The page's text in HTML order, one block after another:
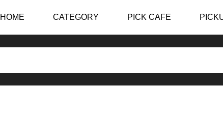
HOME CATEGORY PICK CAFE